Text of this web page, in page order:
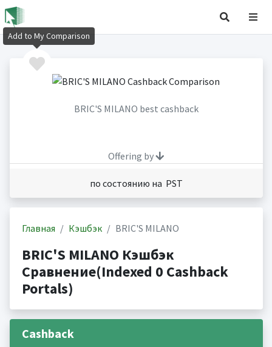
BRIC'S MILANO best cashback
Offering by
по состоянию на PST
Главная Кэшбэк BRIC'S MILANO
BRIC'S MILANO Кэшбэк
Сравнение(Indexed 0 Cashback
Portals)
Cashback
Add to My Comparison